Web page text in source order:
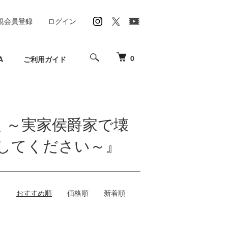
0
ご利用ガイド
会員登録 ログイン
実家侯爵家で壊
ください～』
おすすめ順 価格順 新着順